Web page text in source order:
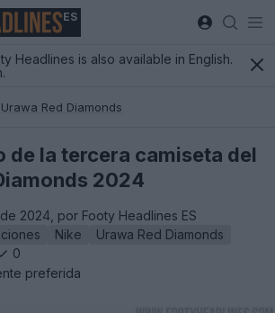
ES
Headlines is also available in English.
Urawa Red Diamonds
de la tercera camiseta del
2024
2024, por Footy Headlines ES
Nike
Urawa Red Diamonds
0
preferida